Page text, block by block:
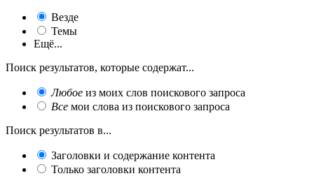
Везде
Темы
Ещё...
Поиск результатов, которые содержат...
Любое из моих слов поискового запроса
Все мои слова из поискового запроса
Поиск результатов в...
Заголовки и содержание контента
Только заголовки контента